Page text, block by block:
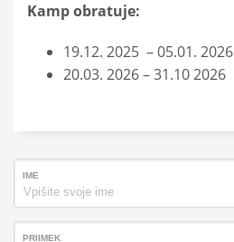
Kamp obratuje:
19.12. 2025 – 05.01. 2026
20.03. 2026 – 31.10 2026
IME
PRIIMEK